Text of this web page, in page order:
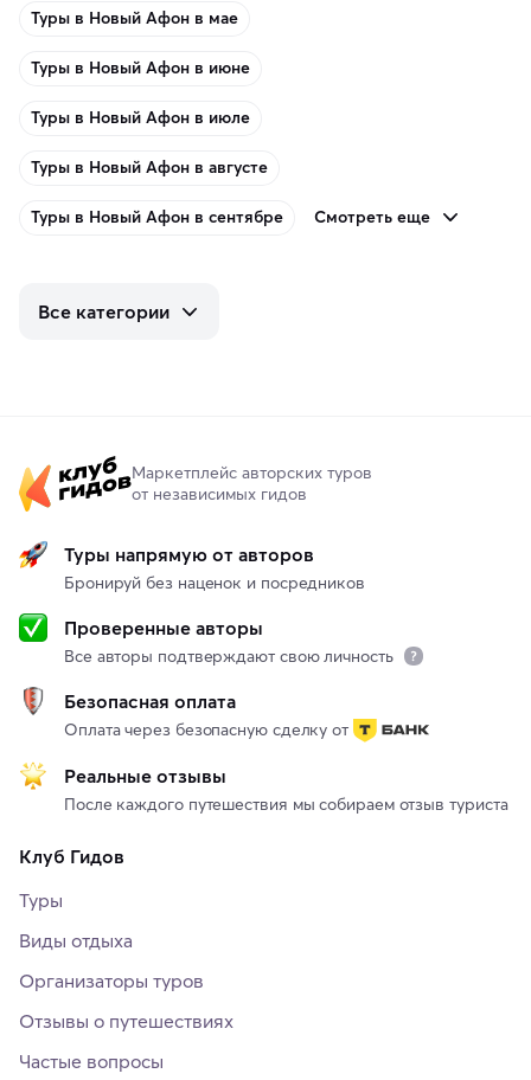
Туры в Новый Афон в мае
Туры в Новый Афон в июне
Туры в Новый Афон в июле
Туры в Новый Афон в августе
Туры в Новый Афон в сентябре Смотреть еще
Все категории
Маркетплейс авторских туров
от независимых гидов
Туры напрямую от авторов
Бронируй без наценок и посредников
Проверенные авторы
Все авторы подтверждают свою личность
Безопасная оплата
Оплата через безопасную сделку от
Реальные отзывы
После каждого путешествия мы собираем отзыв туриста
Клуб Гидов
Туры
Виды отдыха
Организаторы туров
Отзывы о путешествиях
Частые вопросы